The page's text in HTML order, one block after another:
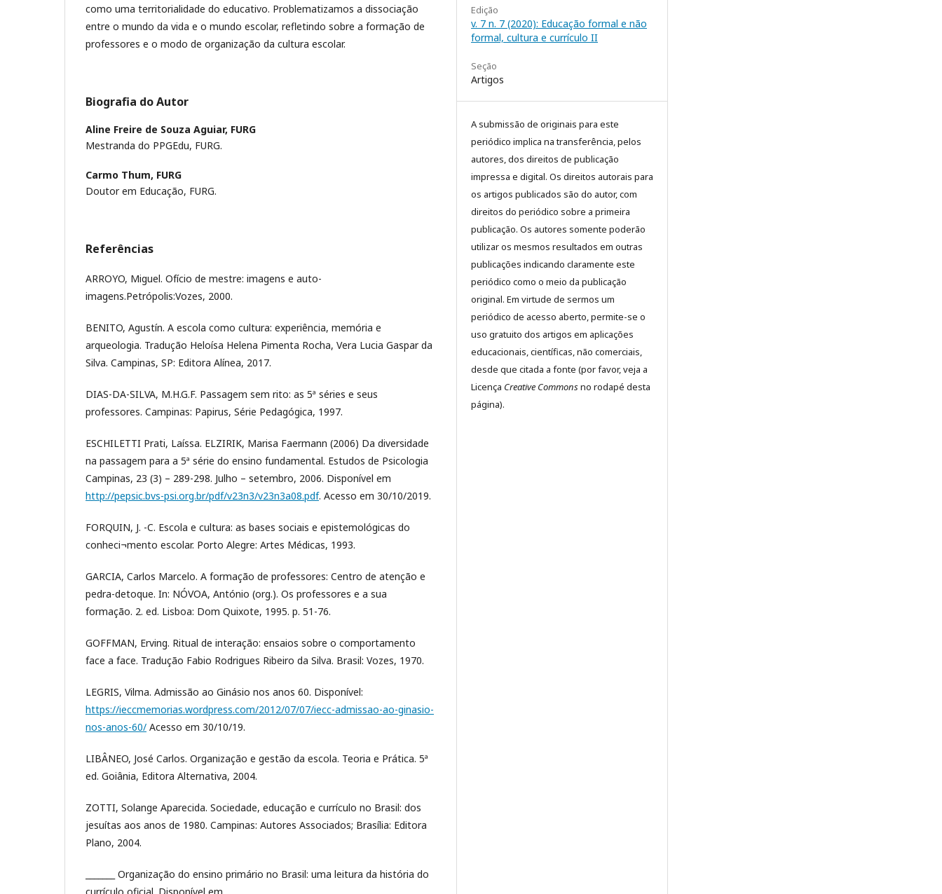
como uma territorialidade do educativo. Problematizamos a dissociação
entre o mundo da vida e o mundo escolar, refletindo sobre a formação de
professores e o modo de organização da cultura escolar.
Biografia do Autor
Aline Freire de Souza Aguiar, FURG
Mestranda do PPGEdu, FURG.
Carmo Thum, FURG
Doutor em Educação, FURG.
Referências
ARROYO, Miguel. Ofício de mestre: imagens e auto-
imagens.Petrópolis:Vozes, 2000.
BENITO, Agustín. A escola como cultura: experiência, memória e
arqueologia. Tradução Heloísa Helena Pimenta Rocha, Vera Lucia Gaspar da
Silva. Campinas, SP: Editora Alínea, 2017.
DIAS-DA-SILVA, M.H.G.F. Passagem sem rito: as 5ª séries e seus
professores. Campinas: Papirus, Série Pedagógica, 1997.
ESCHILETTI Prati, Laíssa. ELZIRIK, Marisa Faermann (2006) Da diversidade
na passagem para a 5ª série do ensino fundamental. Estudos de Psicologia
Campinas, 23 (3) – 289-298. Julho – setembro, 2006. Disponível em
http://pepsic.bvs-psi.org.br/pdf/v23n3/v23n3a08.pdf. Acesso em 30/10/2019.
FORQUIN, J. -C. Escola e cultura: as bases sociais e epistemológicas do
conheci¬mento escolar. Porto Alegre: Artes Médicas, 1993.
GARCIA, Carlos Marcelo. A formação de professores: Centro de atenção e
pedra-detoque. In: NÓVOA, António (org.). Os professores e a sua
formação. 2. ed. Lisboa: Dom Quixote, 1995. p. 51-76.
GOFFMAN, Erving. Ritual de interação: ensaios sobre o comportamento
face a face. Tradução Fabio Rodrigues Ribeiro da Silva. Brasil: Vozes, 1970.
LEGRIS, Vilma. Admissão ao Ginásio nos anos 60. Disponível:
https://ieccmemorias.wordpress.com/2012/07/07/iecc-admissao-ao-ginasio-
nos-anos-60/ Acesso em 30/10/19.
LIBÂNEO, José Carlos. Organização e gestão da escola. Teoria e Prática. 5ª
ed. Goiânia, Editora Alternativa, 2004.
ZOTTI, Solange Aparecida. Sociedade, educação e currículo no Brasil: dos
jesuítas aos anos de 1980. Campinas: Autores Associados; Brasília: Editora
Plano, 2004.
_______ Organização do ensino primário no Brasil: uma leitura da história do
currículo oficial. Disponível em
Edição
v. 7 n. 7 (2020): Educação formal e não
formal, cultura e currículo II
Seção
Artigos
A submissão de originais para este
periódico implica na transferência, pelos
autores, dos direitos de publicação
impressa e digital. Os direitos autorais para
os artigos publicados são do autor, com
direitos do periódico sobre a primeira
publicação. Os autores somente poderão
utilizar os mesmos resultados em outras
publicações indicando claramente este
periódico como o meio da publicação
original. Em virtude de sermos um
periódico de acesso aberto, permite-se o
uso gratuito dos artigos em aplicações
educacionais, científicas, não comerciais,
desde que citada a fonte (por favor, veja a
Licença Creative Commonsno rodapé desta
página).